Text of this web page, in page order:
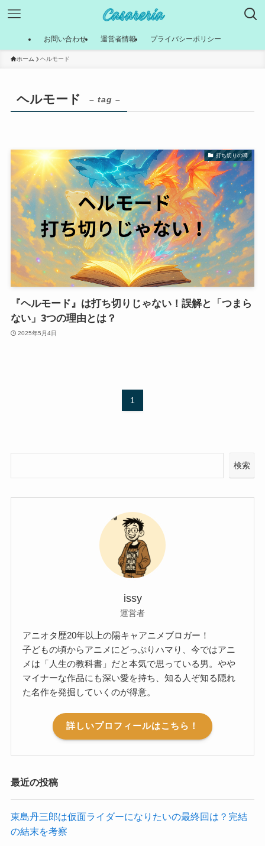
お問い合わせ 運営者情報 プライバシーポリシー
ホーム ヘルモード
ヘルモード – tag –
打ち切りの噂
『ヘルモード』は打ち切りじゃない！誤解と「つまら
ない」3つの理由とは？
2025年5月4日
1
検索
issy
運営者
アニオタ歴20年以上の陽キャアニメブロガー！
子どもの頃からアニメにどっぷりハマり、今ではアニ
メは「人生の教科書」だと本気で思っている男。やや
マイナーな作品にも深い愛を持ち、知る人ぞ知る隠れ
た名作を発掘していくのが得意。
詳しいプロフィールはこちら！
最近の投稿
東島丹三郎は仮面ライダーになりたいの最終回は？完結
の結末を考察